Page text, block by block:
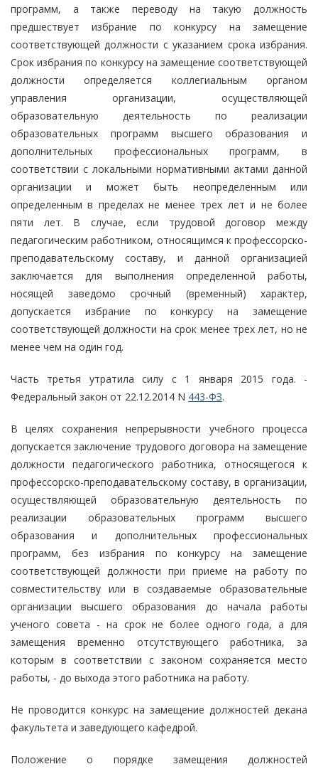
программ, а также переводу на такую должность
предшествует избрание по конкурсу на замещение
соответствующей должности с указанием срока избрания.
Срок избрания по конкурсу на замещение соответствующей
должности определяется коллегиальным органом
управления организации, осуществляющей
образовательную деятельность по реализации
образовательных программ высшего образования и
дополнительных профессиональных программ, в
соответствии с локальными нормативными актами данной
организации и может быть неопределенным или
определенным в пределах не менее трех лет и не более
пяти лет. В случае, если трудовой договор между
педагогическим работником, относящимся к профессорско-
преподавательскому составу, и данной организацией
заключается для выполнения определенной работы,
носящей заведомо срочный (временный) характер,
допускается избрание по конкурсу на замещение
соответствующей должности на срок менее трех лет, но не
менее чем на один год.
Часть третья утратила силу с 1 января 2015 года. -
Федеральный закон от 22.12.2014 N 443-ФЗ.
В целях сохранения непрерывности учебного процесса
допускается заключение трудового договора на замещение
должности педагогического работника, относящегося к
профессорско-преподавательскому составу, в организации,
осуществляющей образовательную деятельность по
реализации образовательных программ высшего
образования и дополнительных профессиональных
программ, без избрания по конкурсу на замещение
соответствующей должности при приеме на работу по
совместительству или в создаваемые образовательные
организации высшего образования до начала работы
ученого совета - на срок не более одного года, а для
замещения временно отсутствующего работника, за
которым в соответствии с законом сохраняется место
работы, - до выхода этого работника на работу.
Не проводится конкурс на замещение должностей декана
факультета и заведующего кафедрой.
Положение о порядке замещения должностей